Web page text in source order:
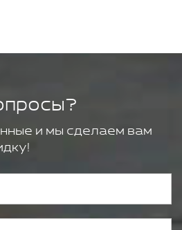
и мы сделаем вам